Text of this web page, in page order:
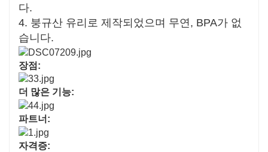
다.
4. 붕규산 유리로 제작되었으며 무연, BPA가 없
습니다.
장점:
더 많은 기능:
파트너:
자격증: